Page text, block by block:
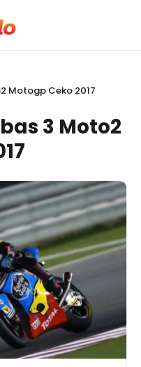
Motogp Ceko 2017
3 Moto2